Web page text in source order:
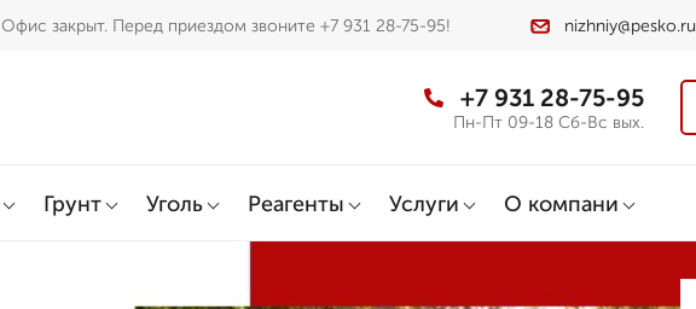
Офис закрыт. Перед приездом звоните +7 931 28-75-95! nizhniy@pesko.ru
+7 931 28-75-95
Пн-Пт 09-18 Сб-Вс вых.
Грунт Уголь Реагенты Услуги О компани